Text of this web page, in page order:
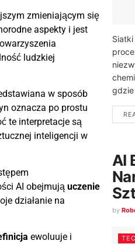
zmieniającym się
aspekty i jest
ludzkiej
w sposób
oznacza po prostu
te interpretacje są
inteligencji w
AI obejmują uczenie
działanie na
ewoluuje i
gdzie
AI
by